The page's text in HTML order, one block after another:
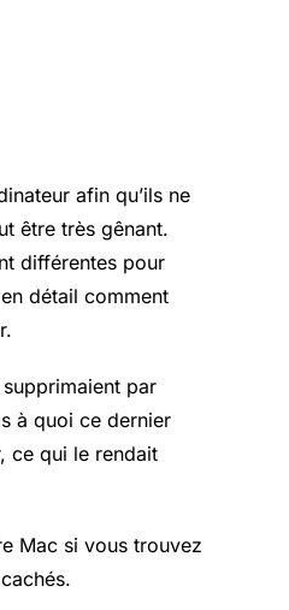
afin qu’ils ne
être très gênant.
différentes pour
détail comment
par
à quoi ce dernier
ce qui le rendait
Mac si vous trouvez